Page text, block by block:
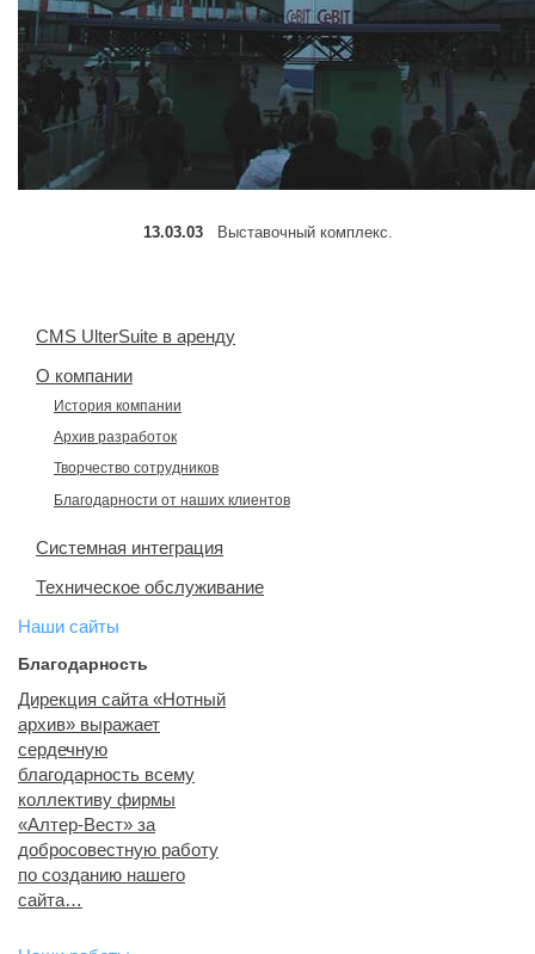
13.03.03Выставочный комплекс.
CMS UlterSuite в аренду
О компании
История компании
Архив разработок
Творчество сотрудников
Благодарности от наших клиентов
Системная интеграция
Техническое обслуживание